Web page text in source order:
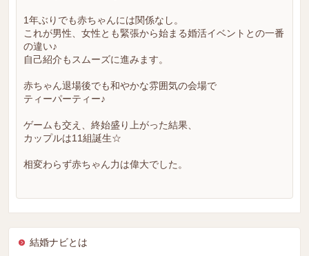
1年ぶりでも赤ちゃんには関係なし。
これが男性、女性とも緊張から始まる婚活イベントとの一番
の違い♪
自己紹介もスムーズに進みます。
赤ちゃん退場後でも和やかな雰囲気の会場で
ティーパーティー♪
ゲームも交え、終始盛り上がった結果、
カップルは11組誕生☆
相変わらず赤ちゃん力は偉大でした。
結婚ナビとは